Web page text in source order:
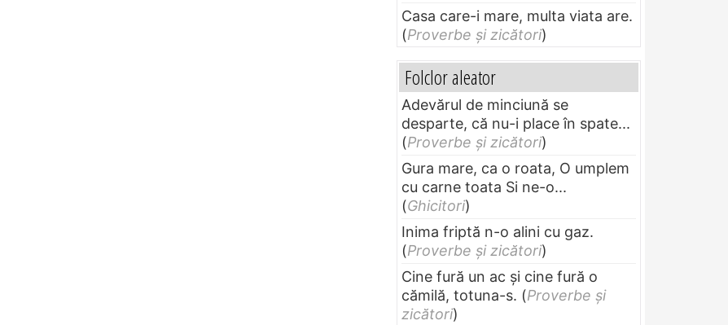
Casa care-i mare, multa viata are.
(Proverbe și zicători)
Folclor aleator
Adevărul de minciună se
desparte, că nu-i place în spate...
(Proverbe și zicători)
Gura mare, ca o roata, O umplem
cu carne toata Si ne-o...
(Ghicitori)
Inima friptă n-o alini cu gaz.
(Proverbe și zicători)
Cine fură un ac şi cine fură o
cămilă, totuna-s. (Proverbe și
zicători)